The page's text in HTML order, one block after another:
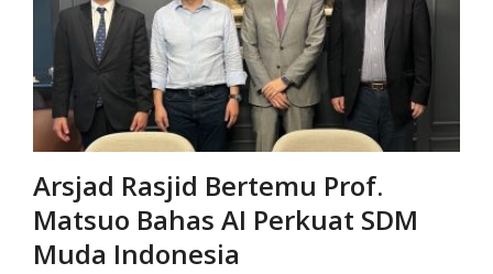
Arsjad Rasjid Bertemu Prof.
Matsuo Bahas AI Perkuat SDM
Muda Indonesia